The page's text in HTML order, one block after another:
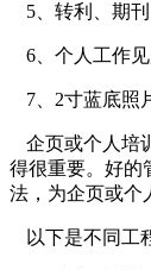
5 转利 、期刊
6 、个人工作
7 2寸蓝底照
企页或个人培
得很重要。好的
法，为企页或个
以下是不同 工